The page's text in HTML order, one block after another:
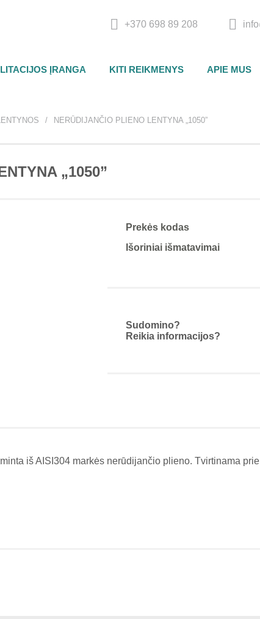
+370 698 89 208
ĮRANGA KITI REIKMENYS APIE MUS
NERŪDIJANČIO PLIENO LENTYNA „1050”
„1050”
Prekės kodas
Išoriniai išmatavimai
Sudomino?
Reikia informacijos?
iš AISI304 markės nerūdijančio plieno. Tvirtinama